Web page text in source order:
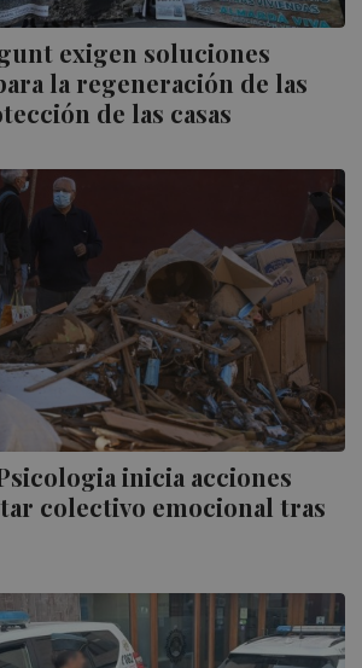
exigen soluciones
la regeneración de las
de las casas
inicia acciones
colectivo emocional tras